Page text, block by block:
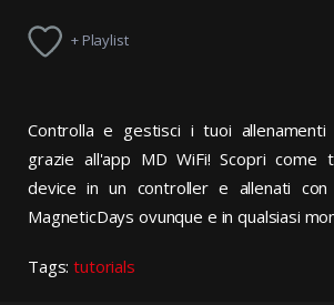
+ Playlist
Controlla e gestisci i tuoi
grazie all'app MD WiFi! Scopri come
device in un controller e allenati
MagneticDays ovunque e in qualsiasi
Tags:tutorials